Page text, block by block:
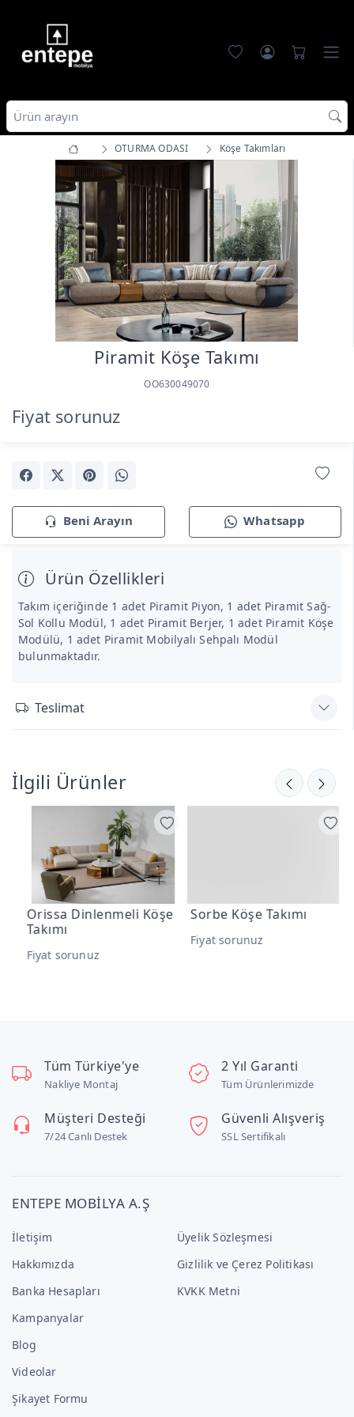
OTURMA ODASI Köşe Takımları
Piramit Köşe Takımı
OO630049070
Fiyat sorunuz
Beni Arayın Whatsapp
Ürün Özellikleri
Takım içeriğinde 1 adet Piramit Piyon, 1 adet Piramit Sağ-
Sol Kollu Modül, 1 adet Piramit Berjer, 1 adet Piramit Köşe
Modülü, 1 adet Piramit Mobilyalı Sehpalı Modül
bulunmaktadır.
Teslimat
İlgili Ürünler
Orissa Dinlenmeli Köşe
Takımı
Fiyat sorunuz
Sorbe Köşe Takımı
Fiyat sorunuz
Tüm Türkiye'ye
Nakliye Montaj
2 Yıl Garanti
Tüm Ürünlerimizde
Müşteri Desteği
7/24 Canlı Destek
Güvenli Alışveriş
SSL Sertifikalı
ENTEPE MOBİLYA A.Ş
İletişim
Hakkımızda
Banka Hesapları
Kampanyalar
Blog
Videolar
Şikayet Formu
Üyelik Sözleşmesi
Gizlilik ve Çerez Politikası
KVKK Metni